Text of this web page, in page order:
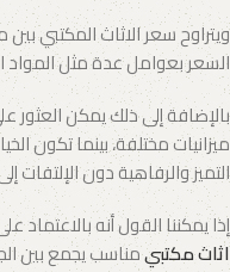
ويتراوح سعر الاثاث المكتبي
السعر بعوامل عدة مثل
بالإضافة إلى ذلك يمكن العثور
ميزانيات مختلفة، بينما تكون
التميز والرفاهية دون الإلتفات
إذا يمكننا القول أنه بالاعتماد
اثاث مكتبيمناسب يجمع بين